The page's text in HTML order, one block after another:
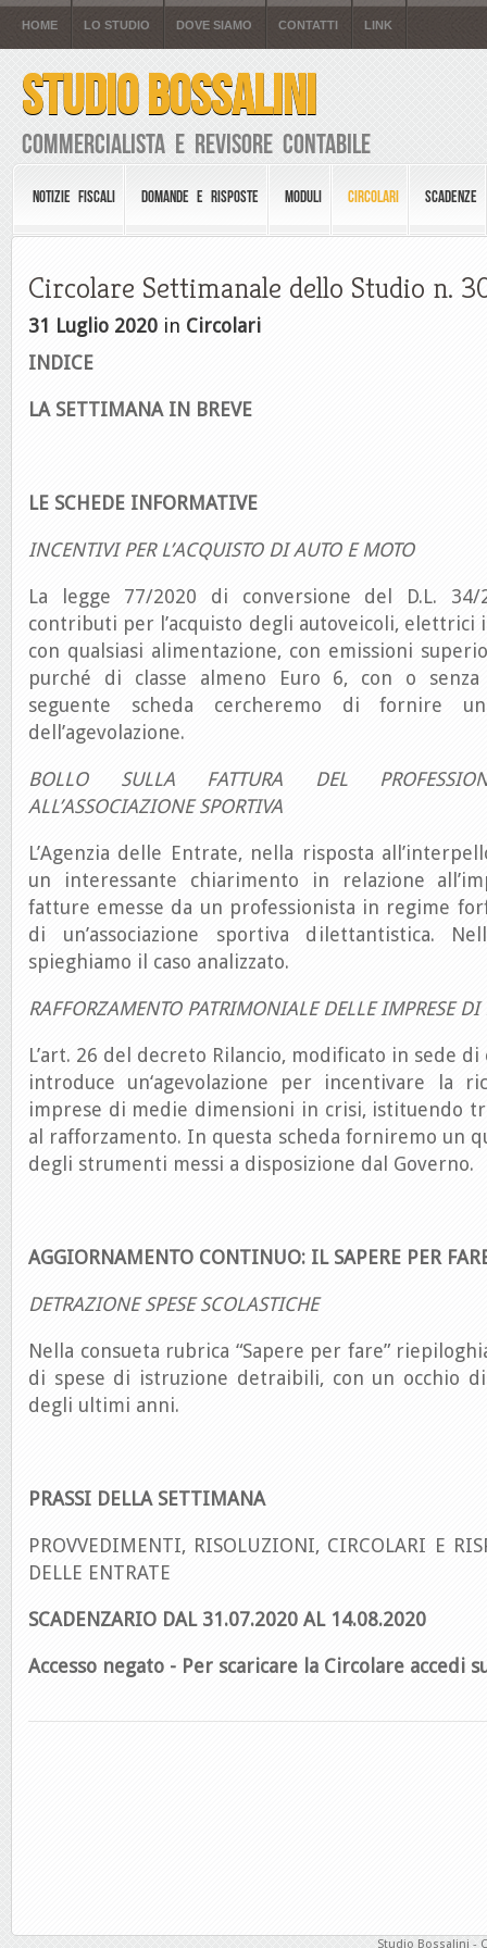
HOME LO STUDIO DOVE SIAMO CONTATTI LINK
STUDIO BOSSALINI
Commercialista e Revisore Contabile
NOTIZIE FISCALI DOMANDE E RISPOSTE MODULI CIRCOLARI SCADENZE
Circolare Settimanale dello Studio n.
31 Luglio 2020 in Circolari
INDICE
LA SETTIMANA IN BREVE
LE SCHEDE INFORMATIVE
INCENTIVI PER L’ACQUISTO DI AUTO E MOTO
La legge 77/2020 di conversione del D.L. 34/
contributi per l’acquisto degli autoveicoli, elettrici
con qualsiasi alimentazione, con emissioni
purché di classe almeno Euro 6, con o senza
seguente scheda cercheremo di fornire
dell’agevolazione.
BOLLO SULLA FATTURA DEL
ALL’ASSOCIAZIONE SPORTIVA
L’Agenzia delle Entrate, nella risposta
un interessante chiarimento in relazione
fatture emesse da un professionista in regime
di un’associazione sportiva dilettantistica.
spieghiamo il caso analizzato.
RAFFORZAMENTO PATRIMONIALE DELLE IMPRESE
L’art. 26 del decreto Rilancio, modificato in sede
introduce un‘agevolazione per incentivare la
imprese di medie dimensioni in crisi, istituendo
al rafforzamento. In questa scheda forniremo un
degli strumenti messi a disposizione dal Governo.
AGGIORNAMENTO CONTINUO: IL SAPERE PER
DETRAZIONE SPESE SCOLASTICHE
Nella consueta rubrica “Sapere per fare”
di spese di istruzione detraibili, con un occhio
degli ultimi anni.
PRASSI DELLA SETTIMANA
PROVVEDIMENTI, RISOLUZIONI, CIRCOLARI E
DELLE ENTRATE
SCADENZARIO DAL 31.07.2020 AL 14.08.2020
Accesso negato - Per scaricare la Circolare accedi
Studio Bossalini -